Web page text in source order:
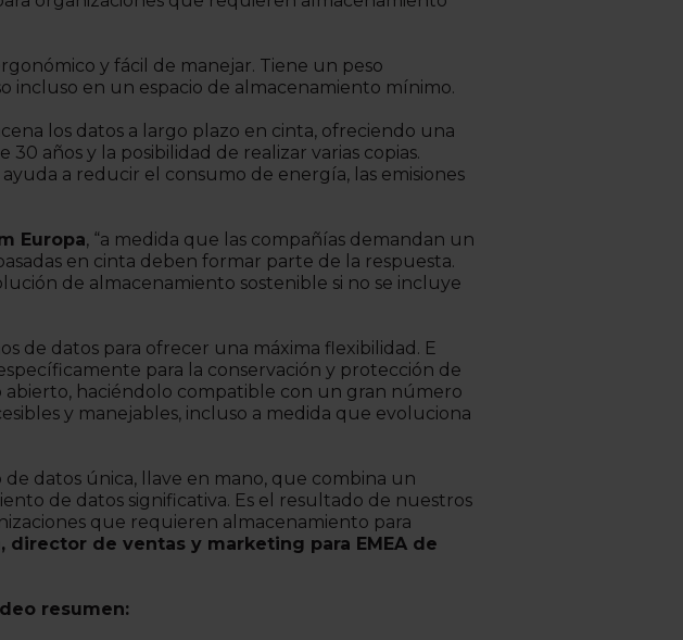
y fácil de manejar. Tiene un peso
incluso en un espacio de almacenamiento mínimo.
los datos a largo plazo en cinta, ofreciendo una
años y la posibilidad de realizar varias copias.
a reducir el consumo de energía, las emisiones
Europa, “a medida que las compañías demandan un
en cinta deben formar parte de la respuesta.
de almacenamiento sostenible si no se incluye
de datos para ofrecer una máxima flexibilidad. E
para la conservación y protección de
haciéndolo compatible con un gran número
y manejables, incluso a medida que evoluciona
datos única, llave en mano, que combina un
de datos significativa. Es el resultado de nuestros
que requieren almacenamiento para
director de ventas y marketing para EMEA de
resumen: